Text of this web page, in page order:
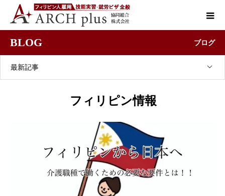
BLOG ブログ
最新記事
フィリピン情報